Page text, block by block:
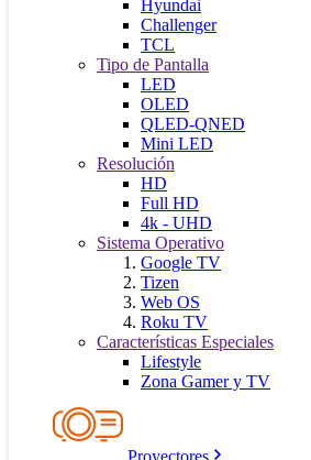
Hyundai
Challenger
TCL
Tipo de Pantalla
LED
OLED
QLED-QNED
Mini LED
Resolución
HD
Full HD
4k - UHD
Sistema Operativo
Google TV
Tizen
Web OS
Roku TV
Características Especiales
Lifestyle
Zona Gamer y TV
Proyectores